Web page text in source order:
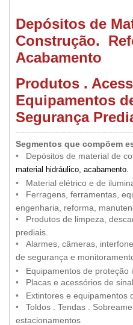
Depósitos de
Construção.
Acabamento
Produtos .
Equipamentos
Segurança
Segmentos que compõem
• Depósitos de material de
material hidráulico, acabamento
• Material elétrico e de
•
Ferragens, ferramentas,
engenharia, reforma,
•
Produtos de limpeza,
prediais.
•
Alarmes, câmeras,
de segurança e
• Equipamentos de proteção
•
Placas e acessórios de
•
Extintores e equipamentos
•
Toldos . Tendas .
estacionamentos